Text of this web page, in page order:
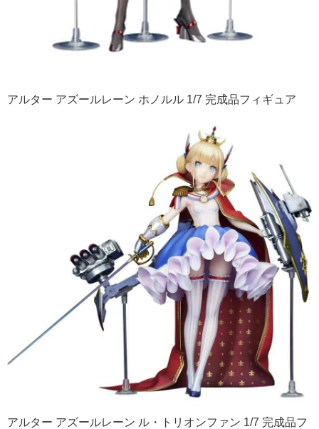
アルター アズールレーン ホノルル 1/7 完成品フィギュア
アルター アズールレーン ル・トリオンファン 1/7 完成品フ